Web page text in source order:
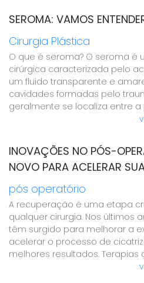
SEROMA: VAMOS
Cirurgia Plástica
O que é seroma? O seroma
cirúrgica caracterizada pelo
um fluido transparente e
cavidades formadas pelo
geralmente se localiza entre a
INOVAÇÕES NO PÓS-
NOVO PARA ACELERAR
pós operatório
A recuperação é uma etapa
qualquer cirurgia. Nos últimos
têm surgido para melhorar a
acelerar o processo de
melhores resultados. Terapias